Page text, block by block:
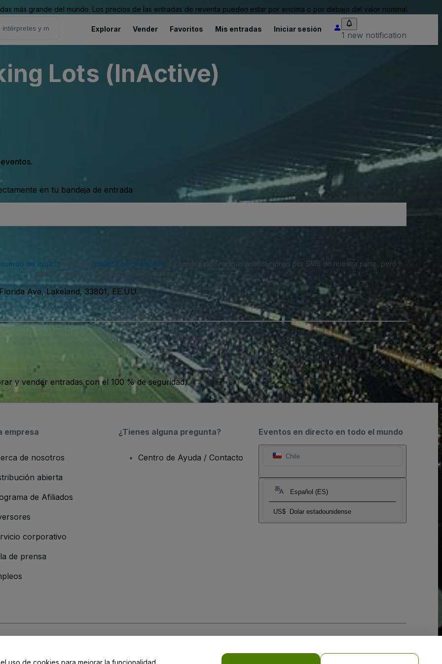
más grande del mundo. Los precios de las entradas de reventa pueden estar por encima o por debajo del valor nominal.
Explorar Vender Favoritos Mis entradas Iniciar sesión
1 new notification
Lots (InActive)
en tu bandeja de entrada
de usuario política de privacidad . Es posible que recibas notificaciones por SMS de nuestra parte, pero
puedes darte de baja en cualquier momento.
Ave, Lakeland, 33801, EE.UU.
y vender entradas con el 100 % de seguridad.
Eventos en directo en todo el mundo
Chile
Español (ES)
US$ Dolar estadounidense
empresa
de nosotros
abierta
de Afiliados
corporativo
de prensa
¿Tienes alguna pregunta?
Centro de Ayuda / Contacto
y de laPolítica de Privacidad para Móviles
uso de cookies para mejorar la funcionalidad